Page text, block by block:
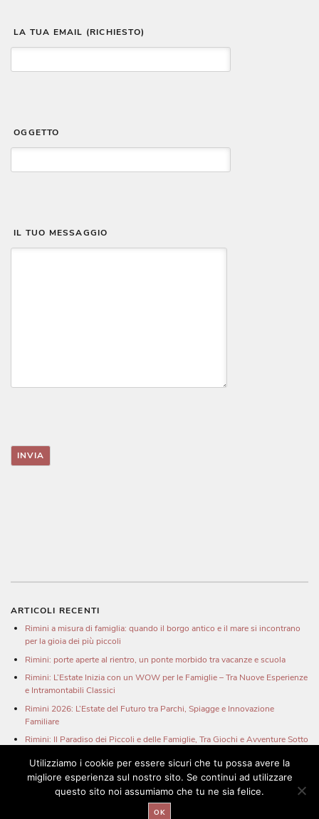
LA TUA EMAIL (RICHIESTO)
OGGETTO
IL TUO MESSAGGIO
ARTICOLI RECENTI
Rimini a misura di famiglia: quando il borgo antico e il mare si incontrano
per la gioia dei più piccoli
Rimini: porte aperte al rientro, un ponte morbido tra vacanze e scuola
Rimini: L’Estate Inizia con un WOW per le Famiglie – Tra Nuove Esperienze
e Intramontabili Classici
Rimini 2026: L’Estate del Futuro tra Parchi, Spiagge e Innovazione
Familiare
Rimini: Il Paradiso dei Piccoli e delle Famiglie, Tra Giochi e Avventure Sotto
WordPress. Made by
Utilizziamo i cookie per essere sicuri che tu possa avere la
migliore esperienza sul nostro sito. Se continui ad utilizzare
questo sito noi assumiamo che tu ne sia felice.
OK